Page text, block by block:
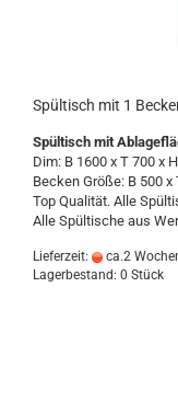
Spültisch mit 1
Spültisch mit
Dim: B 1600 x T 700 x
Becken Größe: B 500 x
Top Qualität. Alle
Alle Spültische aus
Lieferzeit: ca.2
Lagerbestand: 0 Stück